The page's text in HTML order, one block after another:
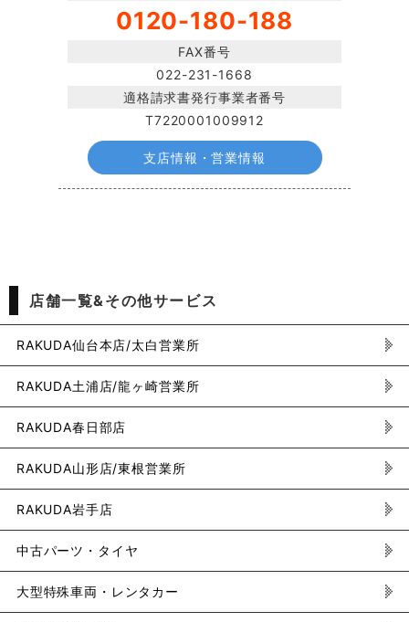
0120-180-188
FAX番号
022-231-1668
適格請求書発行事業者番号
T7220001009912
支店情報・営業情報
店舗一覧&その他サービス
RAKUDA仙台本店/太白営業所
RAKUDA土浦店/龍ヶ崎営業所
RAKUDA春日部店
RAKUDA山形店/東根営業所
RAKUDA岩手店
中古パーツ・タイヤ
大型特殊車両・レンタカー